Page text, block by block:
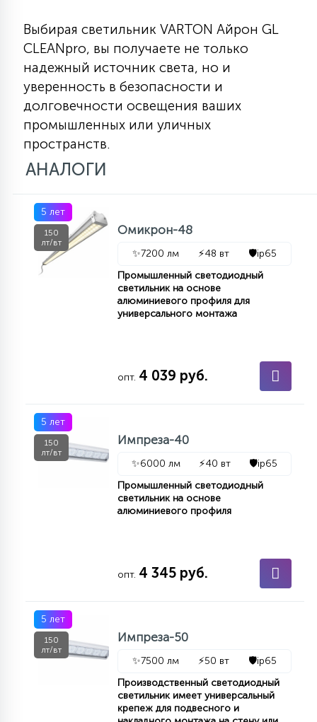
Выбирая светильник VARTON Айрон GL
CLEANpro, вы получаете не только
надежный источник света, но и
уверенность в безопасности и
долговечности освещения ваших
промышленных или уличных
пространств.
АНАЛОГИ
5 лет
150
лт/вт
Омикрон-48
✨7200 лм ⚡48 вт 🛡️ip65
Промышленный светодиодный
светильник на основе
алюминиевого профиля для
универсального монтажа
опт. 4 039 руб.
5 лет
150
лт/вт
Импреза-40
✨6000 лм ⚡40 вт 🛡️ip65
Промышленный светодиодный
светильник на основе
алюминиевого профиля
опт. 4 345 руб.
5 лет
150
лт/вт
Импреза-50
✨7500 лм ⚡50 вт 🛡️ip65
Производственный светодиодный
светильник имеет универсальный
крепеж для подвесного и